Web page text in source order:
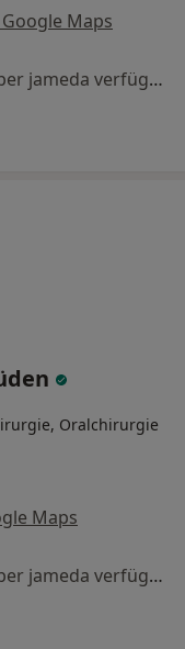
Maps
Keine Online-Terminbuchung über jameda verfügbar
Oralchirurgie
Maps
Keine Online-Terminbuchung über jameda verfügbar